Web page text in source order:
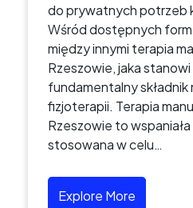
do prywatnych potrzeb
Wśród dostępnych form
między innymi terapia
Rzeszowie, jaka stanowi
fundamentalny
fizjoterapii. Terapia
Rzeszowie to
stosowana w celu…
Explore More